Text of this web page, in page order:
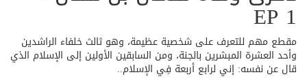
EP 1
مقطع مهم للتعرف على شخصية عظيمة، وهو ثالث خلفاء الراشدين
وأحد العشرة المبشرين بالجنة، ومن السابقين الأولين إلى الإسلام الذي
قال عن نفسه: إني لرابع أربعة فِي الإسلام..